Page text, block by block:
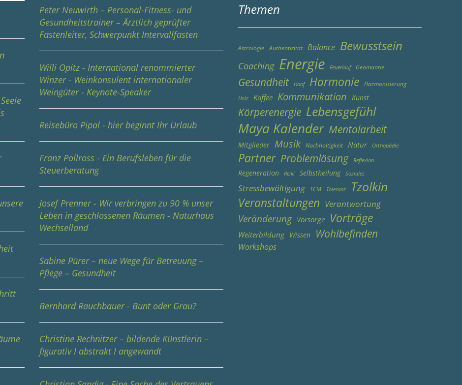
Peter Neuwirth – Personal-Fitness- und
Gesundheitstrainer – Ärztlich geprüfter
Fastenleiter, Schwerpunkt Intervallfasten
Willi Opitz - International renommierter
Winzer - Weinkonsulent internationaler
Weingüter - Keynote-Speaker
Reisebüro Pipal - hier beginnt Ihr Urlaub
Franz Pollross - Ein Berufsleben für die
Steuerberatung
Josef Prenner - Wir verbringen zu 90 % unser
Leben in geschlossenen Räumen - Naturhaus
Wechselland
Sabine Pürer – neue Wege für Betreuung –
Pflege – Gesundheit
Bernhard Rauchbauer - Bunt oder Grau?
Christine Rechnitzer – bildende Künstlerin –
figurativ I abstrakt I angewandt
Themen
Astrologie Authentizität Balance Bewusstsein
Coaching Energie Feuerlauf Geomantie
Gesundheit Hanf Harmonie Harmonisierung
Holz Kaffee Kommunikation Kunst
Körperenergie Lebensgefühl
Maya Kalender Mentalarbeit
Mitglieder Musik Nachhaltigkeit Natur Orthopädie
Partner Problemlösung Reflexion
Regeneration Reiki Selbstheilung Soziales
Stressbewältigung TCM Toleranz Tzolkin
Veranstaltungen Verantwortung
Veränderung Vorsorge Vorträge
Weiterbildung Wissen Wohlbefinden
Workshops